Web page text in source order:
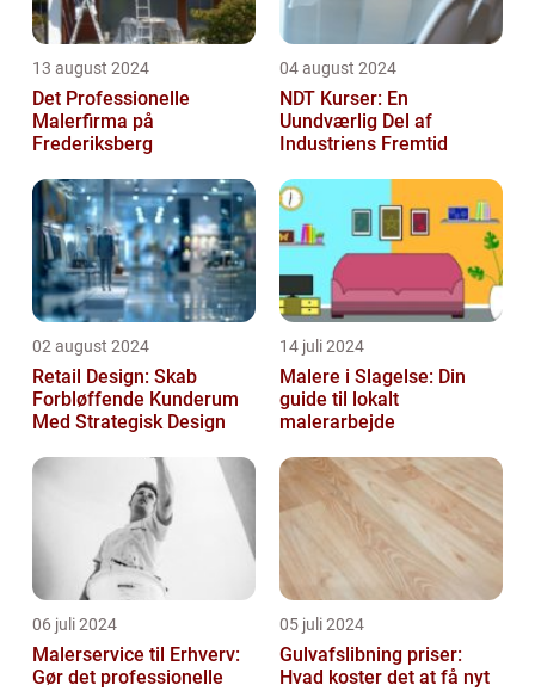
13 august 2024
Det Professionelle
Malerfirma på
Frederiksberg
04 august 2024
NDT Kurser: En
Uundværlig Del af
Industriens Fremtid
02 august 2024
Retail Design: Skab
Forbløffende Kunderum
Med Strategisk Design
14 juli 2024
Malere i Slagelse: Din
guide til lokalt
malerarbejde
06 juli 2024
Malerservice til Erhverv:
Gør det professionelle
05 juli 2024
Gulvafslibning priser:
Hvad koster det at få nyt